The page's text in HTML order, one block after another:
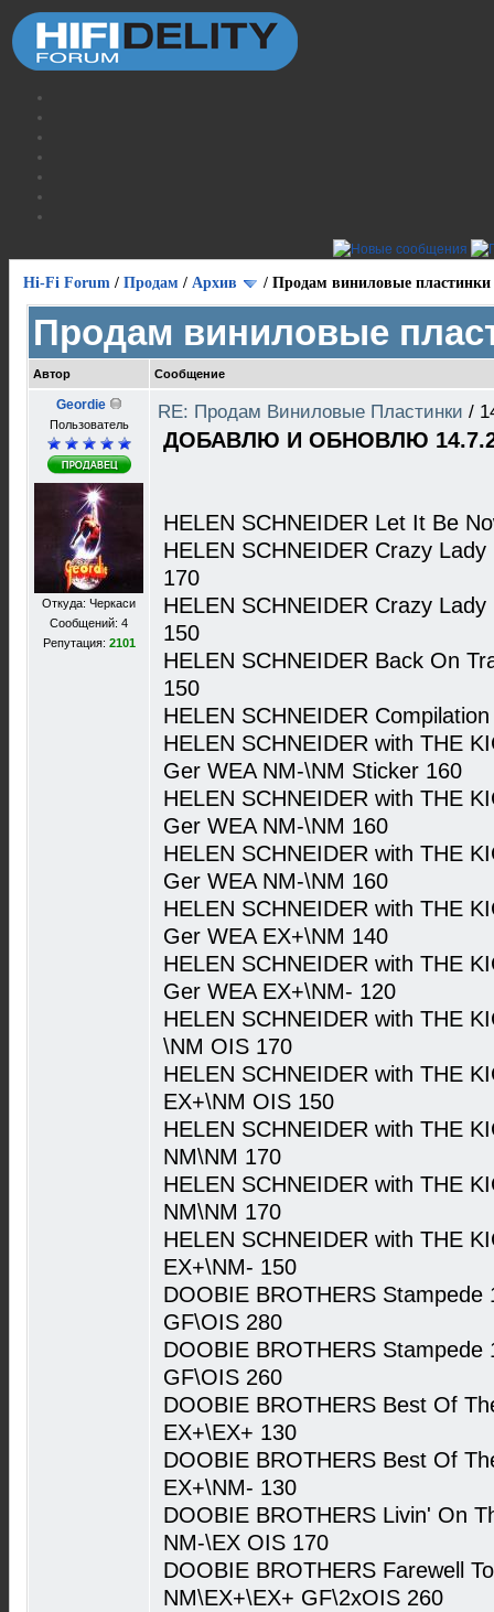
Hi-Fi Forum / Продам / Архив / Продам виниловые пластинки
Продам виниловые
Автор Сообщение
Geordie
Пользователь
Откуда: Черкаси
Сообщений: 4
Репутация: 2101
RE: Продам Виниловые Пластинки /
ДОБАВЛЮ И ОБНОВЛЮ
HELEN SCHNEIDER Let It Be
HELEN SCHNEIDER Crazy
170
HELEN SCHNEIDER Crazy
150
HELEN SCHNEIDER Back On
150
HELEN SCHNEIDER
HELEN SCHNEIDER with THE
Ger WEA NM-\NM Sticker 160
HELEN SCHNEIDER with THE
Ger WEA NM-\NM 160
HELEN SCHNEIDER with THE
Ger WEA NM-\NM 160
HELEN SCHNEIDER with THE
Ger WEA EX+\NM 140
HELEN SCHNEIDER with THE
Ger WEA EX+\NM- 120
HELEN SCHNEIDER with THE
\NM OIS 170
HELEN SCHNEIDER with THE
EX+\NM OIS 150
HELEN SCHNEIDER with THE
NM\NM 170
HELEN SCHNEIDER with THE
NM\NM 170
HELEN SCHNEIDER with THE
EX+\NM- 150
DOOBIE BROTHERS
GF\OIS 280
DOOBIE BROTHERS
GF\OIS 260
DOOBIE BROTHERS Best Of
EX+\EX+ 130
DOOBIE BROTHERS Best Of
EX+\NM- 130
DOOBIE BROTHERS Livin' On
NM-\EX OIS 170
DOOBIE BROTHERS Farewell
NM\EX+\EX+ GF\2xOIS 260